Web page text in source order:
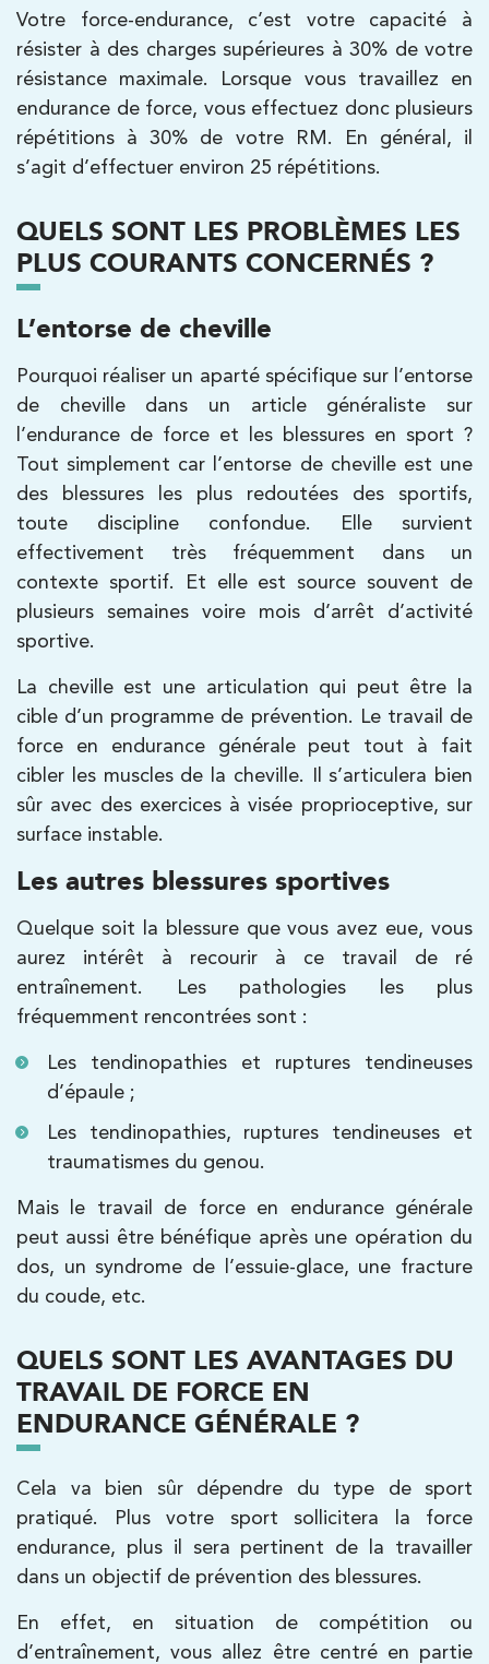
Votre force-endurance, c’est votre capacité à
résister à des charges supérieures à 30% de votre
résistance maximale. Lorsque vous travaillez en
endurance de force, vous effectuez donc plusieurs
répétitions à 30% de votre RM. En général, il
s’agit d’effectuer environ 25 répétitions.
QUELS SONT LES PROBLÈMES LES
PLUS COURANTS CONCERNÉS ?
L’entorse de cheville
Pourquoi réaliser un aparté spécifique sur l’entorse
de cheville dans un article généraliste sur
l’endurance de force et les blessures en sport ?
Tout simplement car l’entorse de cheville est une
des blessures les plus redoutées des sportifs,
toute discipline confondue. Elle survient
effectivement très fréquemment dans un
contexte sportif. Et elle est source souvent de
plusieurs semaines voire mois d’arrêt d’activité
sportive.
La cheville est une articulation qui peut être la
cible d’un programme de prévention. Le travail de
force en endurance générale peut tout à fait
cibler les muscles de la cheville. Il s’articulera bien
sûr avec des exercices à visée proprioceptive, sur
surface instable.
Les autres blessures sportives
Quelque soit la blessure que vous avez eue, vous
aurez intérêt à recourir à ce travail de ré
entraînement. Les pathologies les plus
fréquemment rencontrées sont :
Les tendinopathies et ruptures tendineuses
d’épaule ;
Les tendinopathies, ruptures tendineuses et
traumatismes du genou.
Mais le travail de force en endurance générale
peut aussi être bénéfique après une opération du
dos, un syndrome de l’essuie-glace, une fracture
du coude, etc.
QUELS SONT LES AVANTAGES DU
TRAVAIL DE FORCE EN
ENDURANCE GÉNÉRALE ?
Cela va bien sûr dépendre du type de sport
pratiqué. Plus votre sport sollicitera la force
endurance, plus il sera pertinent de la travailler
dans un objectif de prévention des blessures.
En effet, en situation de compétition ou
d’entraînement, vous allez être centré en partie
PRENDRE RDV
PRENDRE RDV
1 Rue Cassette 75006 Paris
1 Rue Cassette 75006 Paris
01 42 84 06 95
PRENDRE RDV
Kinésithérapie
IK Boulogne – 92
3 Av. André Morizet 92100 Boulogne-
Billancourt
3 Av. André Morizet 92100 Boulogne-
Billancourt
01 48 25 34 79
Kinésithérapie
IK Châtenay-Malabry – 92
380 Av. de la Division Leclerc 92290
380 Av. de la Division Leclerc 92290
Châtenay-Malabry
01 43 50 05 24
PRENDRE RDV
PRENDRE RDV
Kinésithérapie Balnéothérapie
IK Paris 17 – Villiers
68 Av. de Villiers 75017 Paris
68 Av. de Villiers 75017 Paris
01 44 90 90 40
PRENDRE RDV
PRENDRE RDV
Kinésithérapie Balnéothérapie
IK Paris 8 – Saint Lazare
20 Rue de la Pépinière 75008 Paris
PRENDRE RDV
PRENDRE RDV
Kinésithérapie
Kinésithérapie Balnéothérapie